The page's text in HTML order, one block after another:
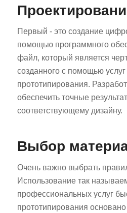
Первый - это создание
помощью программного
файл, который является
созданного с помощью
прототипирования.
обеспечить точные
соответствующему дизайну.
Выбор
Очень важно выбрать
Использование так
профессиональных услуг
прототипирования